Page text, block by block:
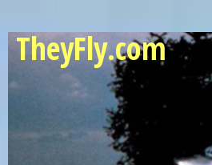
TheyFly.com